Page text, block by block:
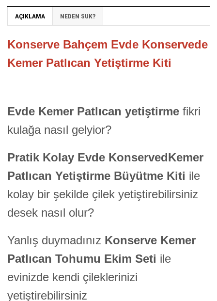
AÇIKLAMA NEDEN SUK?
Konserve Bahçem Evde Konservede
Kemer Patlıcan Yetiştirme Kiti
Evde Kemer Patlıcan yetiştirme fikri
kulağa nasıl gelyior?
Pratik Kolay Evde KonservedKemer
Patlıcan Yetiştirme Büyütme Kiti ile
kolay bir şekilde çilek yetiştirebilirsiniz
desek nasıl olur?
Yanlış duymadınız Konserve Kemer
Patlıcan Tohumu Ekim Seti ile
evinizde kendi çileklerinizi
yetiştirebilirsiniz